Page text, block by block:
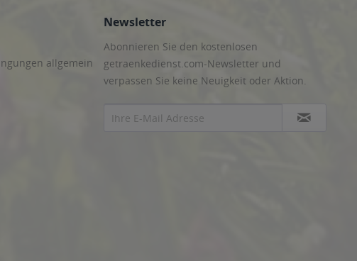
allgemein
Newsletter
Abonnieren Sie den kostenlosen
getraenkedienst.com-Newsletter und
verpassen Sie keine Neuigkeit oder Aktion.